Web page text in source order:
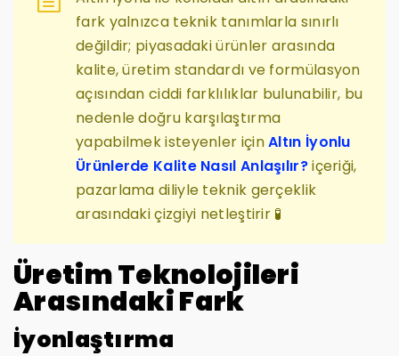
fark yalnızca teknik tanımlarla sınırlı
değildir; piyasadaki ürünler arasında
kalite, üretim standardı ve formülasyon
açısından ciddi farklılıklar bulunabilir, bu
nedenle doğru karşılaştırma
yapabilmek isteyenler içinAltın İyonlu
Ürünlerde Kalite Nasıl Anlaşılır?içeriği,
pazarlama diliyle teknik gerçeklik
arasındaki çizgiyi netleştirir 🧪
Üretim Teknolojileri
Arasındaki Fark
İyonlaştırma